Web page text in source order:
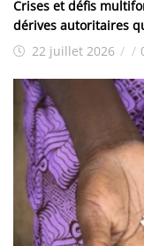
Crises et défis
dérives autoritaires
dans la sous-région
22 juillet 2026 / /